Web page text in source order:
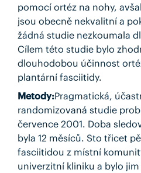
pomocí ortéz na nohy,
jsou obecně nekvalitní a
žádná studie nezkoumala
Cílem této studie bylo
dlouhodobou účinnost
plantární fasciitidy.
Metody:Pragmatická,
randomizovaná studie
července 2001. Doba
byla 12 měsíců. Sto třicet
fasciitidou z místní
univerzitní kliniku a bylo